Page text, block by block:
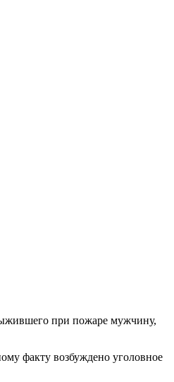
при пожаре мужчину,
факту возбуждено уголовное